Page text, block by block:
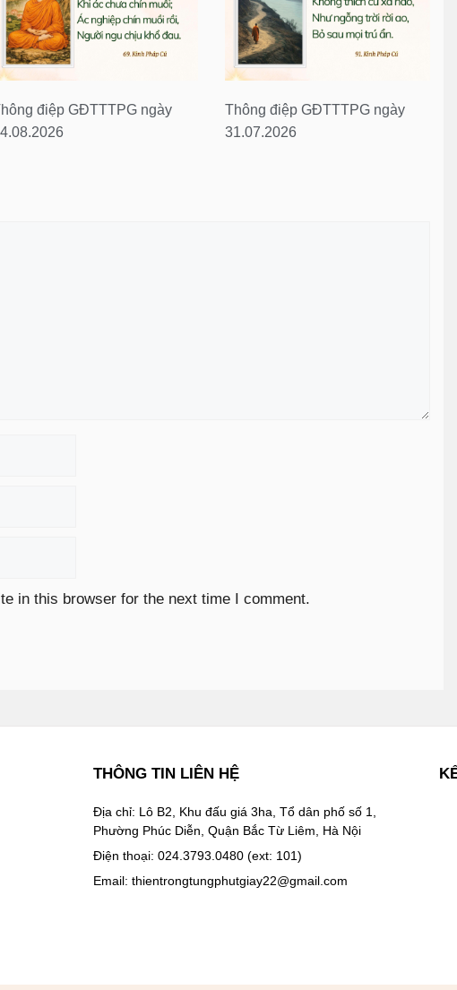
điệp GĐTTTPG ngày
Thông điệp GĐTTTPG ngày
31.07.2026
in this browser for the next time I comment.
THÔNG TIN LIÊN HỆ
Địa chỉ: Lô B2, Khu đấu giá 3ha, Tổ dân phố số 1,
Phường Phúc Diễn, Quận Bắc Từ Liêm, Hà Nội
Điện thoại: 024.3793.0480 (ext: 101)
Email: thientrongtungphutgiay22@gmail.com